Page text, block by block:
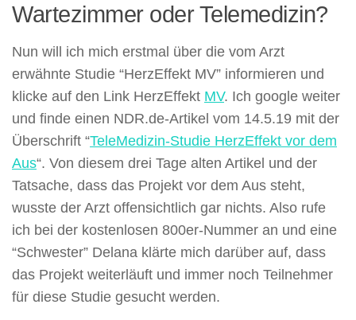
Wartezimmer oder Telemedizin?
Nun will ich mich erstmal über die vom Arzt
erwähnte Studie “HerzEffekt MV” informieren und
klicke auf den Link HerzEffekt MV. Ich google weiter
und finde einen NDR.de-Artikel vom 14.5.19 mit der
Überschrift “TeleMedizin-Studie HerzEffekt vor dem
Aus“. Von diesem drei Tage alten Artikel und der
Tatsache, dass das Projekt vor dem Aus steht,
wusste der Arzt offensichtlich gar nichts. Also rufe
ich bei der kostenlosen 800er-Nummer an und eine
“Schwester” Delana klärte mich darüber auf, dass
das Projekt weiterläuft und immer noch Teilnehmer
für diese Studie gesucht werden.